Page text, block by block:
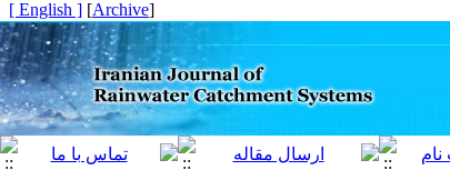
[
Archive
]
[ English ]